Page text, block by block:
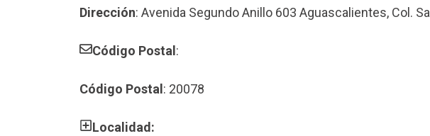
Dirección: Avenida Segundo Anillo 603 Aguascalientes, Col.
Código Postal :
Código Postal : 20078
Localidad: